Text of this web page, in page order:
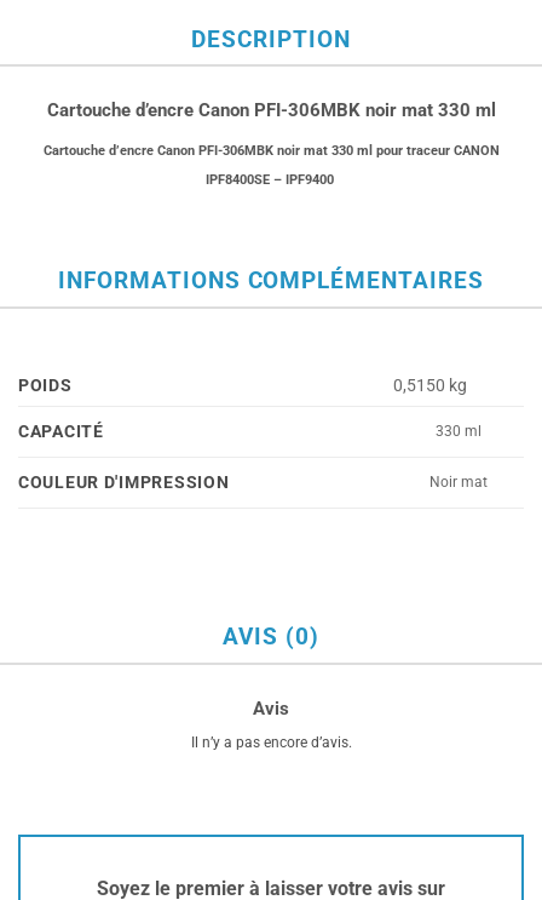
DESCRIPTION
Cartouche d’encre Canon PFI-306MBK noir mat 330 ml
Cartouche d’encre Canon PFI-306MBK noir mat 330 ml pour traceur CANON
IPF8400SE – IPF9400
INFORMATIONS COMPLÉMENTAIRES
POIDS 0,5150 kg
CAPACITÉ 330 ml
COULEUR D'IMPRESSION Noir mat
AVIS (0)
Avis
Il n’y a pas encore d’avis.
Soyez le premier à laisser votre avis sur